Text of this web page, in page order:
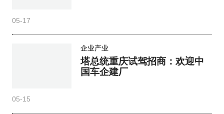
05-17
企业产业
塔总统重庆试驾招商：欢迎中
国车企建厂
05-15